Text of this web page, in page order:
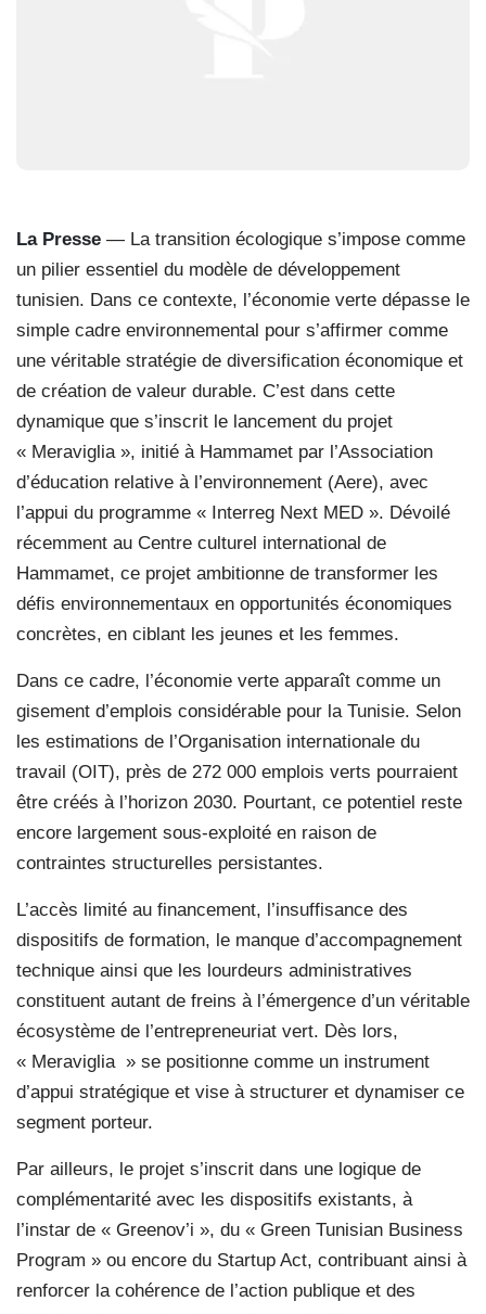
La Presse — La transition écologique s’impose comme
un pilier essentiel du modèle de développement
tunisien. Dans ce contexte, l’économie verte dépasse le
simple cadre environnemental pour s’affirmer comme
une véritable stratégie de diversification économique et
de création de valeur durable. C’est dans cette
dynamique que s’inscrit le lancement du projet
« Meraviglia », initié à Hammamet par l’Association
d’éducation relative à l’environnement (Aere), avec
l’appui du programme « Interreg Next MED ». Dévoilé
récemment au Centre culturel international de
Hammamet, ce projet ambitionne de transformer les
défis environnementaux en opportunités économiques
concrètes, en ciblant les jeunes et les femmes.
Dans ce cadre, l’économie verte apparaît comme un
gisement d’emplois considérable pour la Tunisie. Selon
les estimations de l’Organisation internationale du
travail (OIT), près de 272 000 emplois verts pourraient
être créés à l’horizon 2030. Pourtant, ce potentiel reste
encore largement sous-exploité en raison de
contraintes structurelles persistantes.
L’accès limité au financement, l’insuffisance des
dispositifs de formation, le manque d’accompagnement
technique ainsi que les lourdeurs administratives
constituent autant de freins à l’émergence d’un véritable
écosystème de l’entrepreneuriat vert. Dès lors,
« Meraviglia » se positionne comme un instrument
d’appui stratégique et vise à structurer et dynamiser ce
segment porteur.
Par ailleurs, le projet s’inscrit dans une logique de
complémentarité avec les dispositifs existants, à
l’instar de « Greenov’i », du « Green Tunisian Business
Program » ou encore du Startup Act, contribuant ainsi à
renforcer la cohérence de l’action publique et des